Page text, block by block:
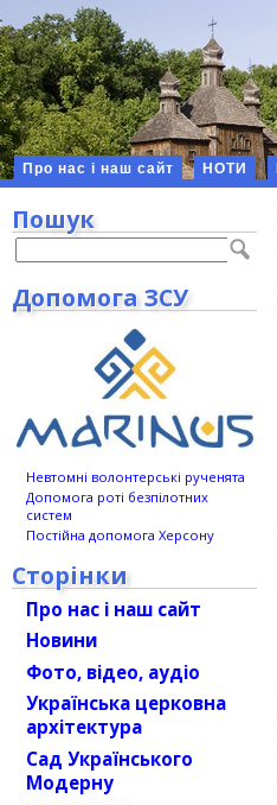
Про нас і наш сайт НОТИ
Пошук
Допомога ЗСУ
Невтомні волонтерські рученята
Допомога роті безпілотних
систем
Постійна допомога Херсону
Сторінки
Про нас і наш сайт
Новини
Фото, відео, аудіо
Українська церковна
архітектура
Сад Українського
Модерну